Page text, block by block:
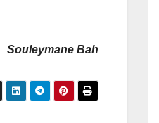
Souleymane Bah